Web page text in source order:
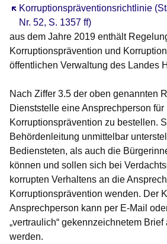
Korruptionspräventionsrichtlinie
Nr. 52, S. 1357 ff)
Öffnet sich in einem neuen Fenster
aus dem Jahre 2019 enthält
Korruptionsprävention und
öffentlichen Verwaltung des Landes
Nach Ziffer 3.5 der oben genannten
Dienststelle eine Ansprechperson für
Korruptionsprävention zu bestellen.
Behördenleitung unmittelbar
Bediensteten, als auch die
können und sollen sich bei
korrupten Verhaltens an die
Korruptionsprävention wenden. Der
Ansprechperson kann per E-Mail
„vertraulich“ gekennzeichnetem Brief
werden.